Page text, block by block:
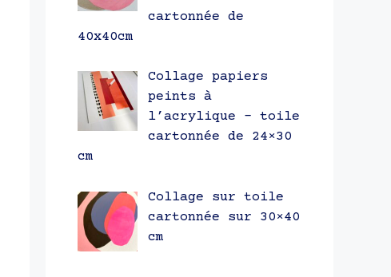
cartonnée de
40x40cm
Collage papiers
peints à
l’acrylique – toile
cartonnée de 24×30
cm
Collage sur toile
cartonnée sur 30×40
cm